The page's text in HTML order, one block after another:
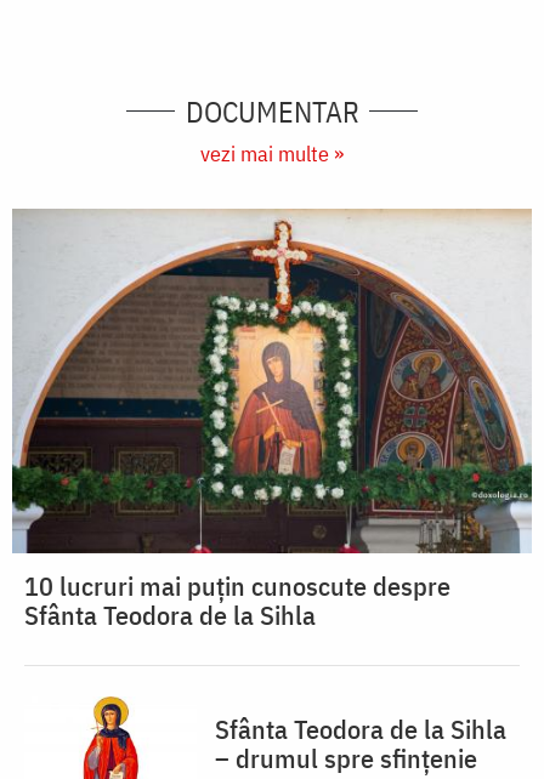
DOCUMENTAR
vezi mai multe »
10 lucruri mai puțin cunoscute despre
Sfânta Teodora de la Sihla
Sfânta Teodora de la Sihla
– drumul spre sfințenie